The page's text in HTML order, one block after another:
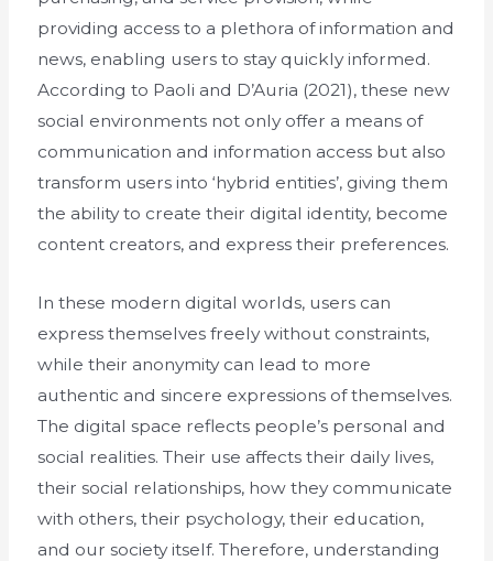
providing access to a plethora of information and
news, enabling users to stay quickly informed.
According to Paoli and D’Auria (2021), these new
social environments not only offer a means of
communication and information access but also
transform users into ‘hybrid entities’, giving them
the ability to create their digital identity, become
content creators, and express their preferences.
In these modern digital worlds, users can
express themselves freely without constraints,
while their anonymity can lead to more
authentic and sincere expressions of themselves.
The digital space reflects people’s personal and
social realities. Their use affects their daily lives,
their social relationships, how they communicate
with others, their psychology, their education,
and our society itself. Therefore, understanding